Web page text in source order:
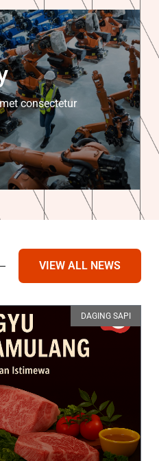
consectetur
VIEW ALL NEWS
DAGING SAPI